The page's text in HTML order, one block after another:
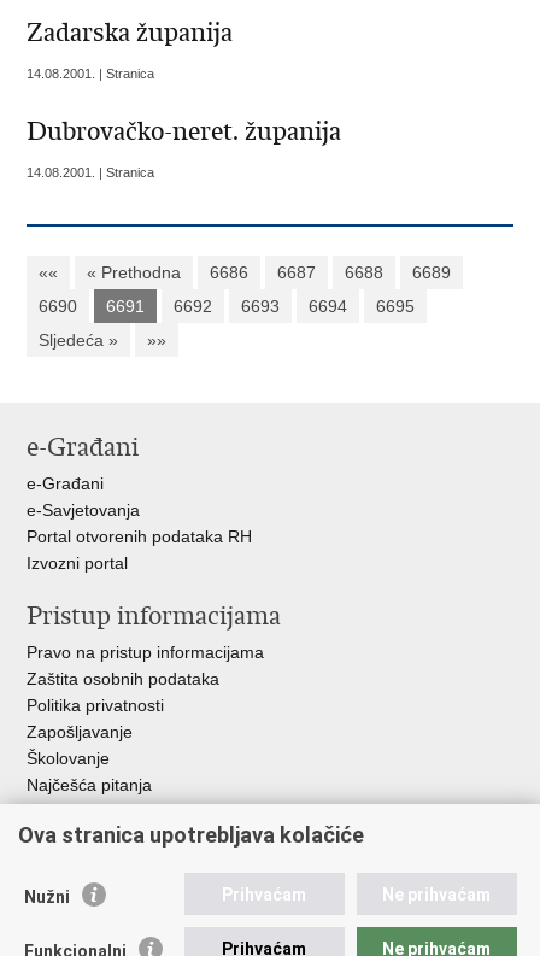
Zadarska županija
14.08.2001. | Stranica
Dubrovačko-neret. županija
14.08.2001. | Stranica
«« « Prethodna 6686 6687 6688
6689
6690
6691 6692 6693 6694
6695
Sljedeća »
»»
e-Građani
e-Građani
e-Savjetovanja
Portal otvorenih podataka RH
Izvozni portal
Pristup informacijama
Pravo na pristup informacijama
Zaštita osobnih podataka
Politika privatnosti
Zapošljavanje
Školovanje
Najčešća pitanja
Važne poveznice
EMN Nacionalna kontaktna točka za Republiku Hrvatsku
Ova stranica upotrebljava kolačiće
Nužni Prihvaćam Ne prihvaćam
Funkcionalni Prihvaćam Ne prihvaćam